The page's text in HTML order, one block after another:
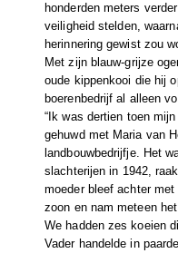
honderden meters
veiligheid stelden,
herinnering gewist zou
Met zijn blauw-grijze
oude kippenkooi die hij
boerenbedrijf al alleen
“Ik was dertien toen
gehuwd met Maria van
landbouwbedrijfje. Het
slachterijen in 1942,
moeder bleef achter
zoon en nam meteen
We hadden zes koeien
Vader handelde in